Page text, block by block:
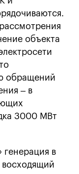
объекта
обращений
– в
3000 МВт
генерация в
восходящий